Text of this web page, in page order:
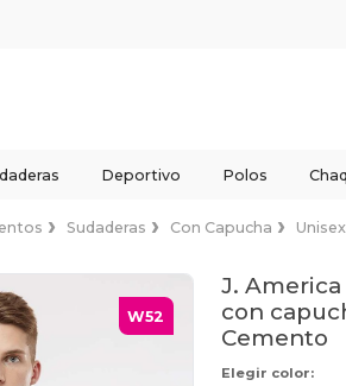
Deportivo Polos
Sudaderas Con Capucha Unisex
W52
J. America
con
Cemento
Elegir color: